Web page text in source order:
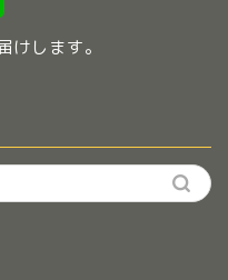
します。